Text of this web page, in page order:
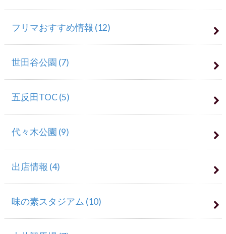
フリマおすすめ情報 (12)
世田谷公園 (7)
五反田TOC(5)
代々木公園 (9)
出店情報 (4)
味の素スタジアム (10)